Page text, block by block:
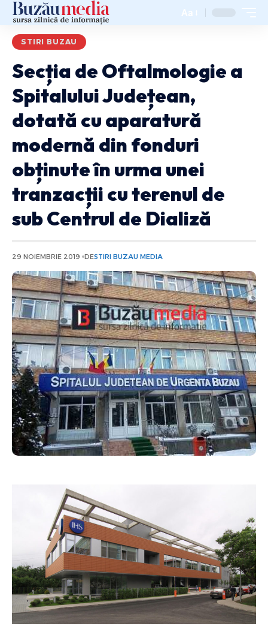
Aa
STIRI BUZAU
Secția de Oftalmologie a
Spitalului Județean,
dotată cu aparatură
modernă din fonduri
obținute în urma unei
tranzacții cu terenul de
sub Centrul de Dializă
29 NOIEMBRIE 2019 DESTIRI BUZAU MEDIA